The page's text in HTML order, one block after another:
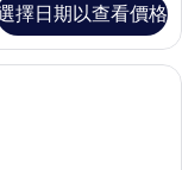
擇日期以查看價格
迷你吧、客房內保險箱、